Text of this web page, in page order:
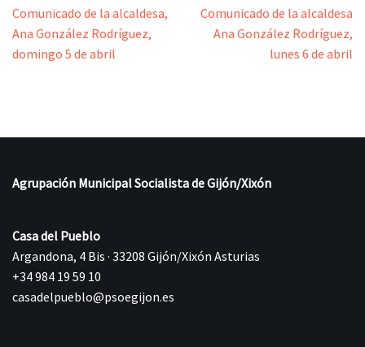
Comunicado de la alcaldesa,
Ana González Rodríguez,
domingo 5 de abril
Comunicado de la alcaldesa
Ana González Rodríguez,
lunes 6 de abril
Agrupación Municipal Socialista de Gijón/Xixón
Casa del Pueblo
Argandona, 4 Bis · 33208 Gijón/Xixón Asturias
+34 984 19 59 10
casadelpueblo@psoegijon.es